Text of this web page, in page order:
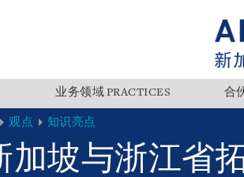
业务领域 PRACTICES 合
GLOBAL
观点 知识亮点
加坡与浙江省